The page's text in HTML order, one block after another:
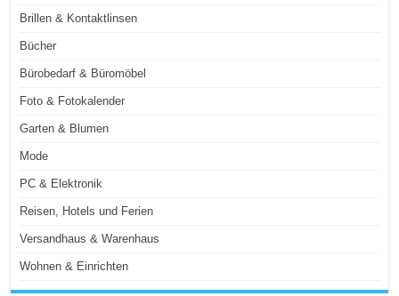
Brillen & Kontaktlinsen
Bücher
Bürobedarf & Büromöbel
Foto & Fotokalender
Garten & Blumen
Mode
PC & Elektronik
Reisen, Hotels und Ferien
Versandhaus & Warenhaus
Wohnen & Einrichten